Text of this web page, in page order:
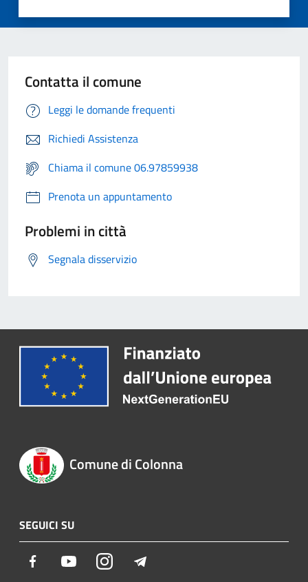
Contatta il comune
Leggi le domande frequenti
Richiedi Assistenza
Chiama il comune 06.97859938
Prenota un appuntamento
Problemi in città
Segnala disservizio
Comune di Colonna
SEGUICI SU
Facebook YoutubeInstagram